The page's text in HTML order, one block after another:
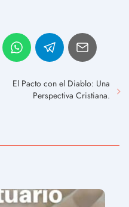
El Pacto con el Diablo: Una
Perspectiva Cristiana.